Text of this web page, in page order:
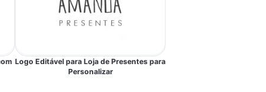
Logo Editável para Loja de Presentes para
Personalizar